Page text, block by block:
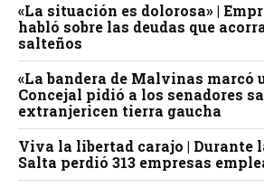
«La situación es dolorosa» |
habló sobre las deudas que
salteños
«La bandera de Malvinas marcó
Concejal pidió a los senadores
extranjericen tierra gaucha
Viva la libertad carajo | Durante
Salta perdió 313 empresas